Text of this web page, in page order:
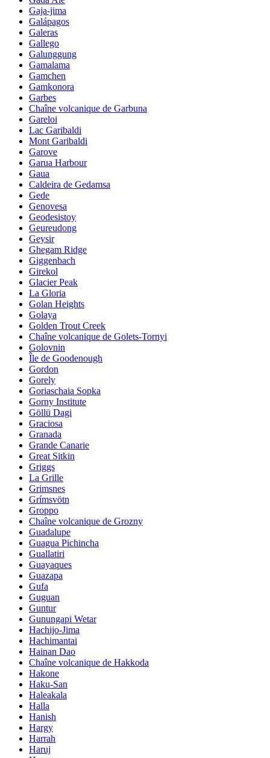
Gaja-jima
Galápagos
Galeras
Gallego
Galunggung
Gamalama
Gamchen
Gamkonora
Garbes
Chaîne volcanique de Garbuna
Gareloi
Lac Garibaldi
Mont Garibaldi
Garove
Garua Harbour
Gaua
Caldeira de Gedamsa
Gede
Genovesa
Geodesistoy
Geureudong
Geysir
Ghegam Ridge
Giggenbach
Girekol
Glacier Peak
La Gloria
Golan Heights
Golaya
Golden Trout Creek
Chaîne volcanique de Golets-Tornyi
Golovnin
Île de Goodenough
Gordon
Gorely
Goriaschaia Sopka
Gorny Institute
Göllü Dagi
Graciosa
Granada
Grande Canarie
Great Sitkin
Griggs
La Grille
Grimsnes
Grímsvötn
Groppo
Chaîne volcanique de Grozny
Guadalupe
Guagua Pichincha
Guallatiri
Guayaques
Guazapa
Gufa
Guguan
Guntur
Gunungapi Wetar
Hachijo-Jima
Hachimantai
Hainan Dao
Chaîne volcanique de Hakkoda
Hakone
Haku-San
Haleakala
Halla
Hanish
Hargy
Harrah
Haruj